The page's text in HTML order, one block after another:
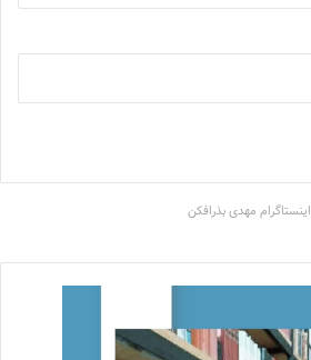
اینستاگرام مهدی بذرافکن